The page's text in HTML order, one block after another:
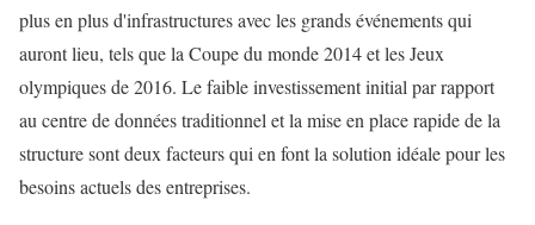
plus en plus d'infrastructures avec les grands événements qui
auront lieu, tels que la Coupe du monde 2014 et les Jeux
olympiques de 2016. Le faible investissement initial par rapport
au centre de données traditionnel et la mise en place rapide de la
structure sont deux facteurs qui en font la solution idéale pour les
besoins actuels des entreprises.